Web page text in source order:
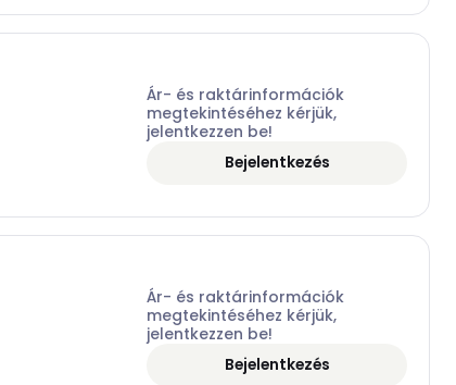
Ár- és raktárinformációk
megtekintéséhez kérjük,
jelentkezzen be!
Bejelentkezés
Ár- és raktárinformációk
megtekintéséhez kérjük,
jelentkezzen be!
Bejelentkezés